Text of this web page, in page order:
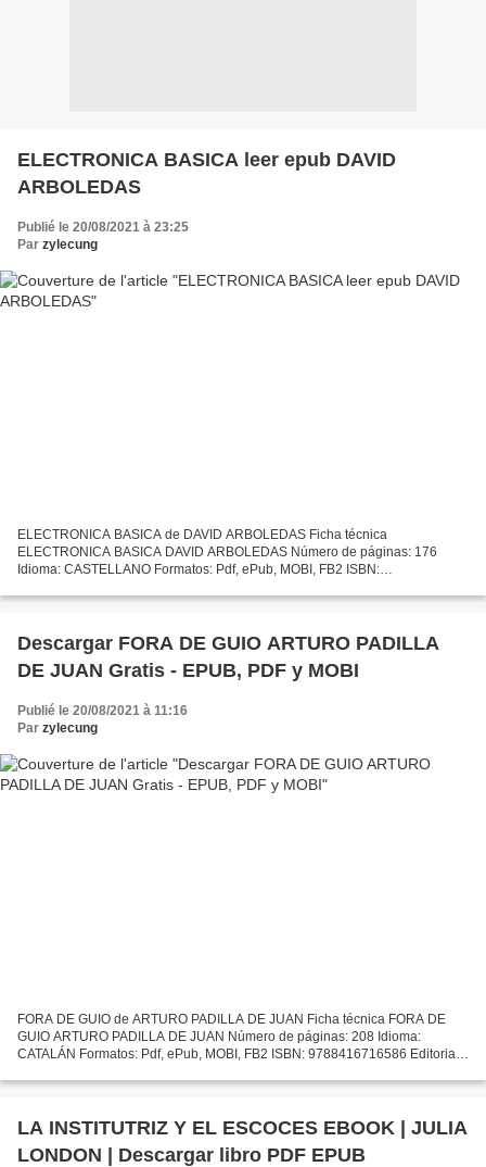
ELECTRONICA BASICA leer epub DAVID
ARBOLEDAS
Publié le 20/08/2021 à 23:25
Par zylecung
ELECTRONICA BASICA de DAVID ARBOLEDAS Ficha técnica
ELECTRONICA BASICA DAVID ARBOLEDAS Número de páginas: 176
Idioma: CASTELLANO Formatos: Pdf, ePub, MOBI, FB2 ISBN:
Descargar eBook gratis...
Descargar FORA DE GUIO ARTURO PADILLA
DE JUAN Gratis - EPUB, PDF y MOBI
Publié le 20/08/2021 à 11:16
Par zylecung
FORA DE GUIO de ARTURO PADILLA DE JUAN Ficha técnica FORA DE
GUIO ARTURO PADILLA DE JUAN Número de páginas: 208 Idioma:
CATALÁN Formatos: Pdf, ePub, MOBI, FB2 ISBN: 9788416716586 Editorial:
LA INSTITUTRIZ Y EL ESCOCES EBOOK | JULIA
LONDON | Descargar libro PDF EPUB